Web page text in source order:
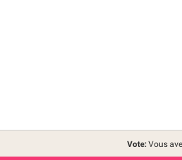
Vote: Vous